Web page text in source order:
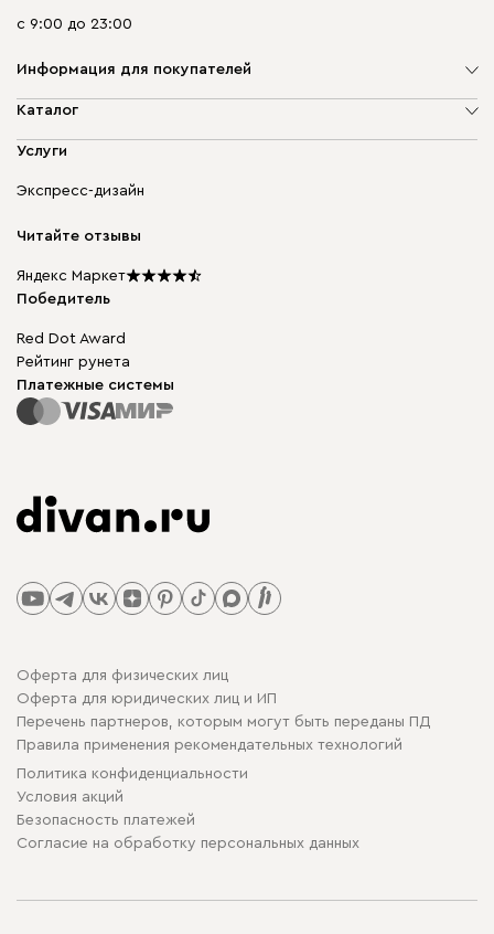
с 9:00 до 23:00
Информация для покупателей
О компании
Доставка и оплата
диван.клуб
Подарочные сертификаты
Мы в прессе
Каталог
Мягкая мебель
Бескаркасная мебель
Столы и стулья
Услуги
Экспресс-дизайн
Читайте отзывы
Яндекс Маркет
Победитель
Red Dot Award
Рейтинг рунета
Платежные системы
Оферта для физических лиц
Оферта для юридических лиц и ИП
Перечень партнеров, которым могут быть переданы ПД
Правила применения рекомендательных технологий
Политика конфиденциальности
Условия акций
Безопасность платежей
Cогласие на обработку персональных данных